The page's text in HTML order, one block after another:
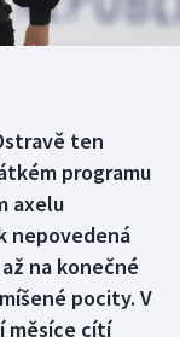
ten
programu
axelu
nepovedená
na konečné
pocity. V
měsíce cítí